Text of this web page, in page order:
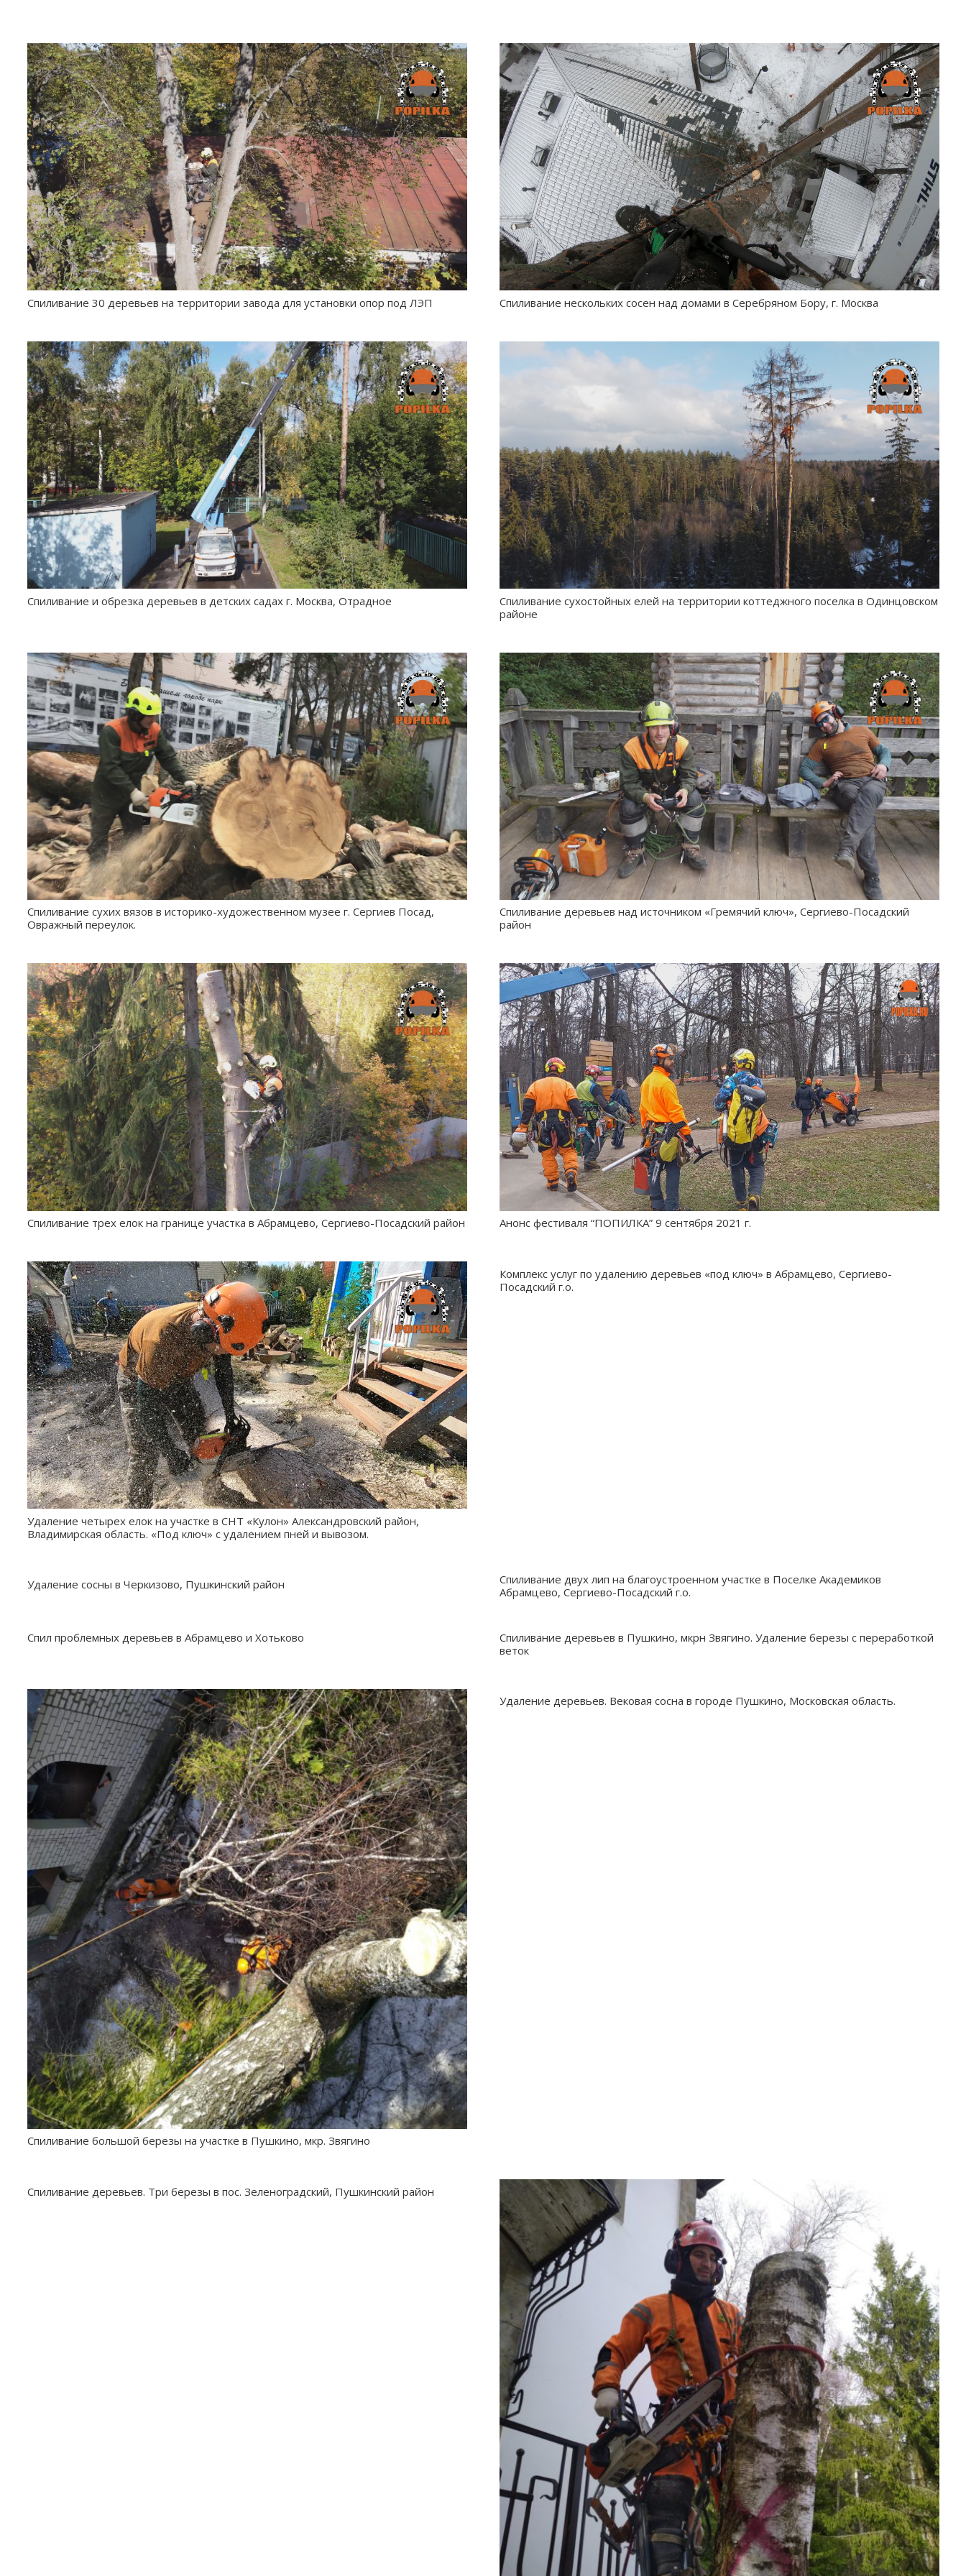
Спиливание 30 деревьев на территории завода для установки опор под ЛЭП Спиливание нескольких сосен над домами в Серебряном Бору, г. Москва
Спиливание и обрезка деревьев в детских садах г. Москва, Отрадное
Спиливание сухостойных елей на территории коттеджного поселка в Одинцовском
районе
Спиливание сухих вязов в историко-художественном музее г. Сергиев Посад,
Овражный переулок.
Спиливание деревьев над источником «Гремячий ключ», Сергиево-Посадский
район
Спиливание трех елок на границе участка в Абрамцево, Сергиево-Посадский район Анонс фестиваля “ПОПИЛКА” 9 сентября 2021 г.
Удаление четырех елок на участке в СНТ «Кулон» Александровский район,
Владимирская область. «Под ключ» с удалением пней и вывозом.
Комплекс услуг по удалению деревьев «под ключ» в Абрамцево, Сергиево-
Посадский г.о.
Удаление сосны в Черкизово, Пушкинский район
Спиливание двух лип на благоустроенном участке в Поселке Академиков
Абрамцево, Сергиево-Посадский г.о.
Спил проблемных деревьев в Абрамцево и Хотьково
Спиливание деревьев в Пушкино, мкрн Звягино. Удаление березы с переработкой
веток
Спиливание большой березы на участке в Пушкино, мкр. Звягино
Удаление деревьев. Вековая сосна в городе Пушкино, Московская область.
Спиливание деревьев. Три березы в пос. Зеленоградский, Пушкинский район